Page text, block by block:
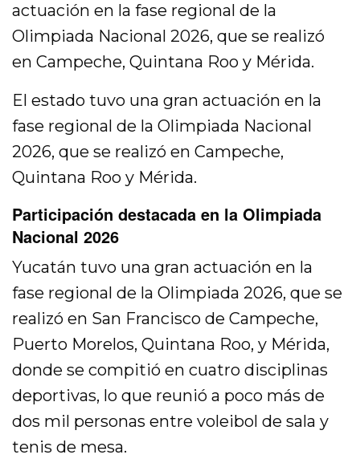
actuación en la fase regional de la
Olimpiada Nacional 2026, que se realizó
en Campeche, Quintana Roo y Mérida.
El estado tuvo una gran actuación en la
fase regional de la Olimpiada Nacional
2026, que se realizó en Campeche,
Quintana Roo y Mérida.
Participación destacada en la Olimpiada
Nacional 2026
Yucatán tuvo una gran actuación en la
fase regional de la Olimpiada 2026, que se
realizó en San Francisco de Campeche,
Puerto Morelos, Quintana Roo, y Mérida,
donde se compitió en cuatro disciplinas
deportivas, lo que reunió a poco más de
dos mil personas entre voleibol de sala y
tenis de mesa.